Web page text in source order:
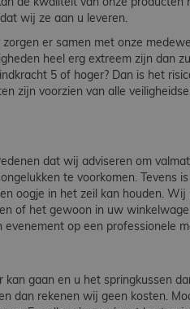
de kwaliteit van onze producten
wij ze aan u leveren.
er samen met onze
heel erg extreem zijn dan
5 of hoger? Dan is het
zijn voorzien van alle
dat wij adviseren om
te voorkomen. Tevens
oogje in het zeil kan houden. Wij
of het gewoon in uw
op een professionele
gaan en u het springkussen
dan rekenen wij geen kosten.